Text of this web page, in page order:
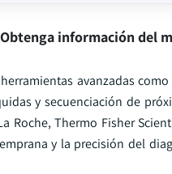
Obtenga información del
herramientas avanzadas
y secuenciación de
Roche, Thermo Fisher
y la precisión del